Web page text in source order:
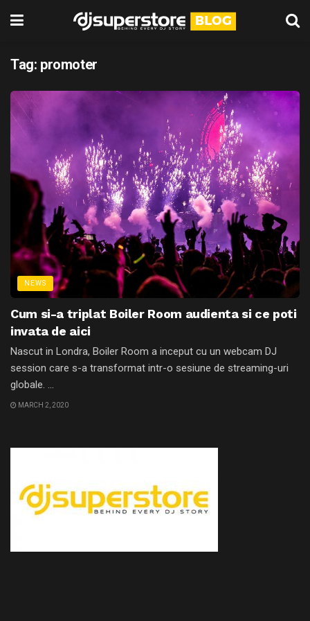
Tag: promoter
NEWS
Cum si-a triplat Boiler Room audienta si ce poti
invata de aici
Nascut in Londra, Boiler Room a inceput cu un webcam DJ
session care s-a transformat intr-o sesiune de streaming-uri
globale. ...
MARCH 2, 2020